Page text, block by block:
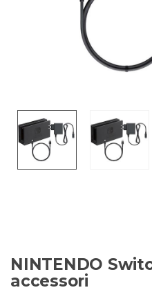
NINTENDO
accessori